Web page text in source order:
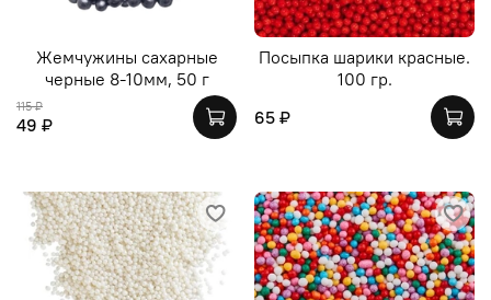
Жемчужины сахарные
черные 8-10мм, 50 г
115 ₽
49 ₽
Посыпка шарики красные.
100 гр.
65 ₽